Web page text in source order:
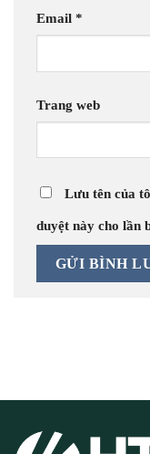
Email *
Trang web
Lưu tên của
duyệt này cho lần